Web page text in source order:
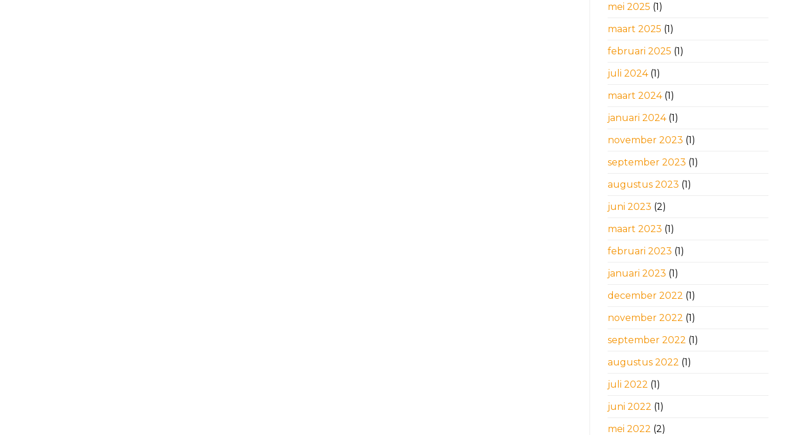
mei 2025 (1)
maart 2025 (1)
februari 2025 (1)
juli 2024(1)
maart 2024(1)
januari 2024(1)
november 2023 (1)
september 2023 (1)
augustus 2023 (1)
juni 2023 (2)
maart 2023 (1)
februari 2023 (1)
januari 2023 (1)
december 2022 (1)
november 2022 (1)
september 2022 (1)
augustus 2022 (1)
juli 2022 (1)
juni 2022 (1)
mei 2022 (2)